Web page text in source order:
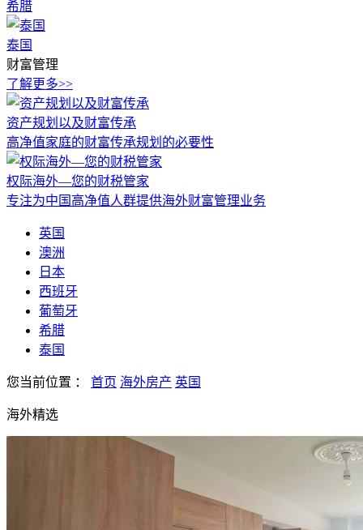
希腊
泰国
财富管理
了解更多>>
资产规划以及财富传承
高净值家庭的财富传承规划的必要性
权际海外—您的财税管家
专注为中国高净值人群提供海外财富管理业务
英国
澳洲
日本
西班牙
葡萄牙
希腊
泰国
您当前位置 ： 首页 海外房产 英国
海外精选